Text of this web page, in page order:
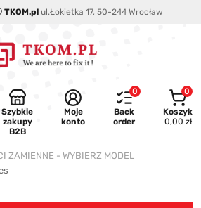
TKOM.pl ul.Łokietka 17, 50-244 Wrocław
Szybkie
zakupy
B2B
Moje
konto
0
Back
order
0
Koszyk
0,00 zł
ZAMIENNE - WYBIERZ MODEL